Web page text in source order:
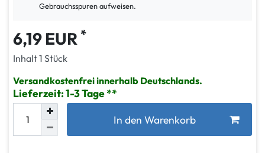
Gebrauchsspuren aufweisen.
6,19 EUR *
Inhalt1 Stück
Versandkostenfrei innerhalb Deutschlands.
Lieferzeit: 1-3 Tage
In den Warenkorb